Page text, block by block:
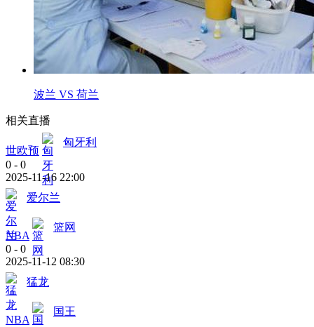
波兰 VS 荷兰
相关直播
世欧预
匈牙利
0 - 0
2025-11-16 22:00
爱尔兰
NBA
篮网
0 - 0
2025-11-12 08:30
猛龙
NBA
国王